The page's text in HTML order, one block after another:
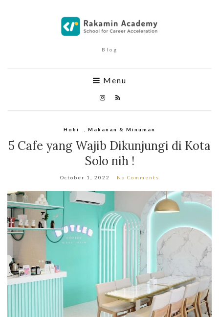
Blog
Menu
Hobi Makanan & Minuman
5 Cafe yang Wajib Dikunjungi di Kota
Solo nih !
October 1, 2022 No Comments